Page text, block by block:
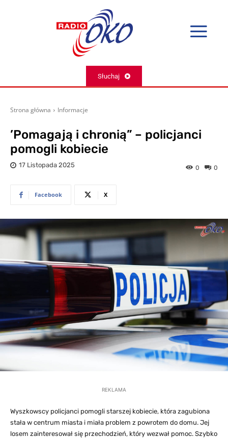
Słuchaj
Strona główna Informacje
’Pomagają i chronią” – policjanci
pomogli kobiecie
17 Listopada 2025 0
0
Facebook X
REKLAMA
Wyszkowscy policjanci pomogli starszej kobiecie, która zagubiona
stała w centrum miasta i miała problem z powrotem do domu. Jej
losem zainteresował się przechodzień, który wezwał pomoc. Szybko